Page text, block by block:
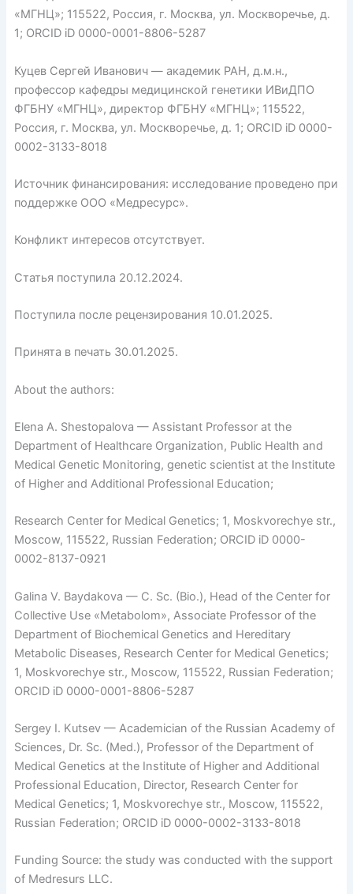
«МГНЦ»; 115522, Россия, г. Москва, ул. Москворечье, д.
1; ORCID iD 0000-0001-8806-5287
Куцев Сергей Иванович — академик РАН, д.м.н.,
профессор кафед­ры медицинской генетики ИВиДПО
ФГБНУ «МГНЦ», директор ФГБНУ «МГНЦ»; 115522,
Россия, г. Москва, ул. Москворечье, д. 1; ORCID iD 0000-
0002-3133-8018
Источник финансирования: исследование проведено при
поддержке ООО «Медресурс».
Конфликт интересов отсутствует.
Статья поступила 20.12.2024.
Поступила после рецензирования 10.01.2025.
Принята в печать 30.01.2025.
About the authors:
Elena A. Shestopalova — Assistant Professor at the
Department of Healthcare Organization, Public Health and
Medical Genetic Monitoring, genetic scientist at the Institute
of Higher and Additional Professional Education;
Research Center for Medical Genetics; 1, Moskvorechye str.,
Moscow, 115522, Russian Federation; ORCID iD 0000-
0002-8137-0921
Galina V. Baydakova — C. Sc. (Bio.), Head of the Center for
Collective Use «Metabolom», Associate Professor of the
Department of Biochemical Genetics and Hereditary
Metabolic Diseases, Research Center for Medical Genetics;
1, Moskvorechye str., Moscow, 115522, Russian Federation;
ORCID iD 0000-0001-8806-5287
Sergey I. Kutsev — Academician of the Russian Academy of
Sciences, Dr. Sc. (Med.), Professor of the Department of
Medical Genetics at the Institute of Higher and Additional
Professional Education, Director, Research Center for
Medical Genetics; 1, Moskvorechye str., Moscow, 115522,
Russian Federation; ORCID iD 0000-0002-3133-8018
Funding Source: the study was conducted with the support
of Medresurs LLC.